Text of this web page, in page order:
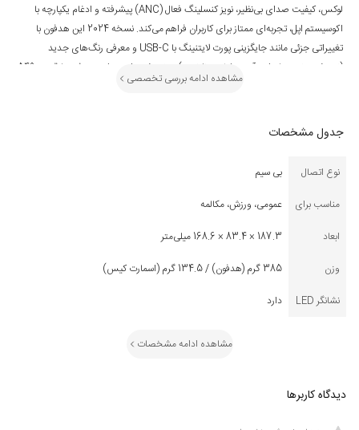
لوکس، کیفیت صدای بی‌نظیر، نویز کنسلینگ فعال (ANC) پیشرفته و ادغام یکپارچه با
اکوسیستم اپل، تجربه‌ای ممتاز برای کاربران فراهم می‌کند. نسخه 2024 این هدفون با
تغییراتی جزئی مانند جایگزینی پورت لایتنینگ با USB-C و معرفی رنگ‌های جدید
(نیمه‌شب، نور ستاره‌ای، آبی، بنفش و نارنجی) عرضه شده است. این هدفون با قیمت 549
نکات مهم این محصول به‌طور جامع بررسی می‌شود.
ویژگی‌های کلیدی هدفون بی‌سیم اپل مدل ایرپاد مکس 2024
طراحی لوکس و ارگونومیک:
گوشی با فوم حافظه‌دار آکوستیک طراحی شده‌اند که عایق صوتی عالی ایجاد می‌کنند.
مکانیزم اتصال گوشی‌ها به هدبند فشار را متعادل کرده و راحتی را افزایش می‌دهد. این
(Blue)، بنفش (Purple) و نارنجی (Orange). کاپ‌های گوشی به‌صورت مغناطیسی قابل
تراشه H1 (دو عدد، یکی در هر گوشی):
دستگاه‌های اپل و پردازش صوتی پیشرفته را فراهم می‌کنند. برخلاف انتظار برخی کاربران،
مشاهده ادامه بررسی تخصصی
جدول مشخصات
نوع اتصال
بی سیم
مناسب برای
عمومی، ورزش، مکالمه
ابعاد
187.3 × 83.4 × 168.6 میلی‌متر
وزن
385 گرم (هدفون) / 134.5 گرم (اسمارت کیس)
نشانگر LED
دارد
مشاهده ادامه مشخصات
دیدگاه کاربرها